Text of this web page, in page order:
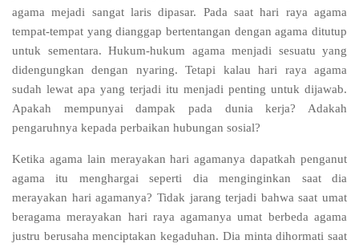
agama mejadi sangat laris dipasar. Pada saat hari raya agama
tempat-tempat yang dianggap bertentangan dengan agama ditutup
untuk sementara. Hukum-hukum agama menjadi sesuatu yang
didengungkan dengan nyaring. Tetapi kalau hari raya agama
sudah lewat apa yang terjadi itu menjadi penting untuk dijawab.
Apakah mempunyai dampak pada dunia kerja? Adakah
pengaruhnya kepada perbaikan hubungan sosial?
Ketika agama lain merayakan hari agamanya dapatkah penganut
agama itu menghargai seperti dia menginginkan saat dia
merayakan hari agamanya? Tidak jarang terjadi bahwa saat umat
beragama merayakan hari raya agamanya umat berbeda agama
justru berusaha menciptakan kegaduhan. Dia minta dihormati saat